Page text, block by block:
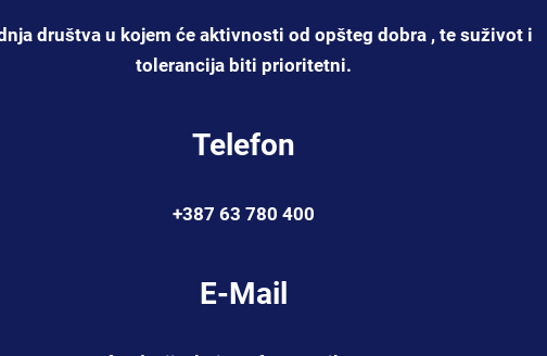
društva u kojem će aktivnosti od opšteg dobra , te suživot i
tolerancija biti prioritetni.
Telefon
+387 63 780 400
E-Mail